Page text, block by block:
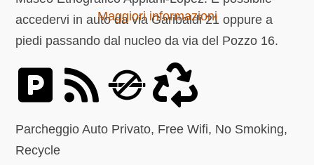
accedervi in auto da via Garibaldi 21 oppure a
piedi passando dal nucleo da via del Pozzo 16.
Parcheggio Auto Privato, Free Wifi, No Smoking,
Recycle
Maggiori informazioni